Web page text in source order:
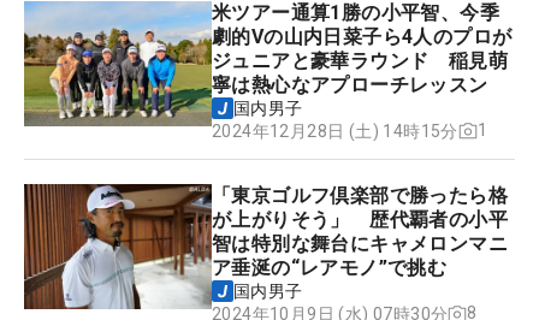
米ツアー通算1勝の小平智、今季
劇的Vの山内日菜子ら4人のプロが
ジュニアと豪華ラウンド 稲見萌
寧は熱心なアプローチレッスン
国内男子
2024年12月28日 (土) 14時15分
1
「東京ゴルフ倶楽部で勝ったら格
が上がりそう」 歴代覇者の小平
智は特別な舞台にキャメロンマニ
ア垂涎の“レアモノ”で挑む
国内男子
2024年10月9日 (水) 07時30分
8